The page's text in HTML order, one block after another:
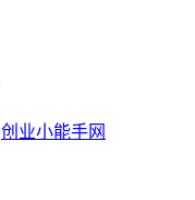
创业小能手网